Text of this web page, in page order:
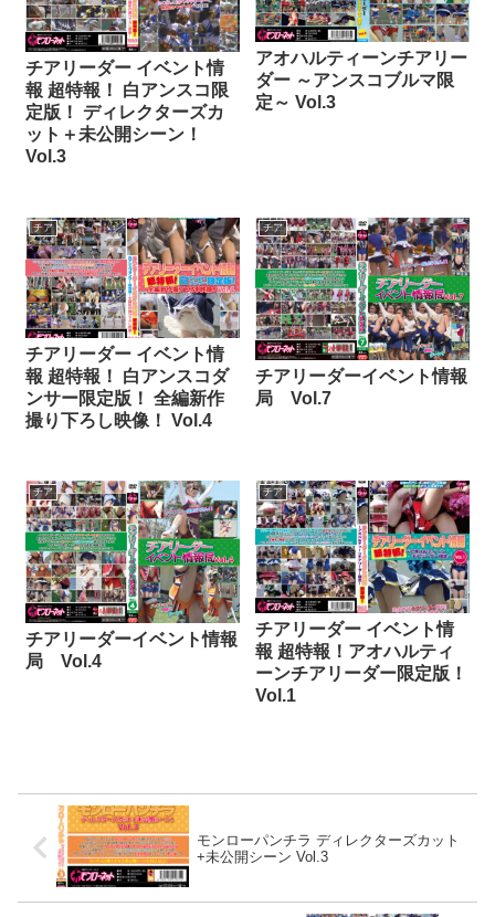
チアリーダー イベント情
報 超特報！ 白アンスコ限
定版！ ディレクターズカ
ット＋未公開シーン！
Vol.3
アオハルティーンチアリー
ダー ～アンスコブルマ限
定～ Vol.3
チア
チアリーダー イベント情
報 超特報！ 白アンスコダ
ンサー限定版！ 全編新作
撮り下ろし映像！ Vol.4
チア
チアリーダーイベント情報
局 Vol.7
チア
チアリーダーイベント情報
局 Vol.4
チア
チアリーダー イベント情
報 超特報！アオハルティ
ーンチアリーダー限定版！
Vol.1
モンローパンチラ ディレクターズカット
+未公開シーン Vol.3